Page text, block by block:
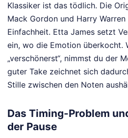
Klassiker ist das tödlich. Die
Mack Gordon und Harry
Einfachheit. Etta James setzt
ein, wo die Emotion überkocht.
„verschönerst“, nimmst du der
guter Take zeichnet sich
Stille zwischen den Noten
Das Timing-Problem
der Pause